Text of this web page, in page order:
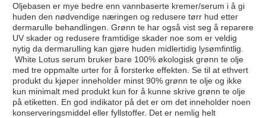
Oljebasen er mye bedre enn vannbaserte kremer/serum i å gi
huden den nødvendige næringen og redusere tørr hud etter
dermarulle behandlingen. Grønn te har også vist seg å reparere
UV skader og redusere framtidige skader noe som er veldig
nytig da dermarulling kan gjøre huden midlertidig lysømfintlig.
White Lotus serum bruker bare 100% økologisk grønn te olje
med tre oppmalte urter for å forsterke effekten. Se til at ethvert
produkt du kjøper inneholder minst 90% grønn te olje og ikke
kun minimalt med produkt kun for å kunne skrive grønn te olje
på etiketten. En god indikator på det er om det inneholder noen
konserveringsmiddel eller fyllstoffer. Det er nemlig helt